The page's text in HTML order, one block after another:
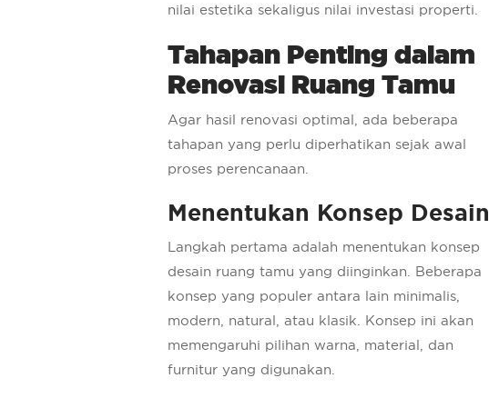
nilai estetika sekaligus nilai investasi properti.
Tahapan Penting dalam
Renovasi Ruang Tamu
Agar hasil renovasi optimal, ada beberapa
tahapan yang perlu diperhatikan sejak awal
proses perencanaan.
Menentukan Konsep Desain
Langkah pertama adalah menentukan konsep
desain ruang tamu yang diinginkan. Beberapa
konsep yang populer antara lain minimalis,
modern, natural, atau klasik. Konsep ini akan
memengaruhi pilihan warna, material, dan
furnitur yang digunakan.